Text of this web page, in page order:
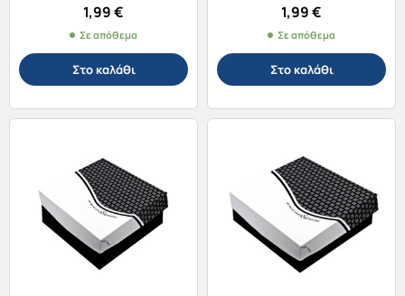
1,99€
Σε απόθεμα
Στο καλάθι
περίπου)
1,99€
Σε απόθεμα
Στο καλάθι